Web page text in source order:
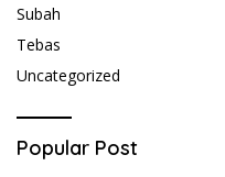
Subah
Tebas
Uncategorized
Popular Post